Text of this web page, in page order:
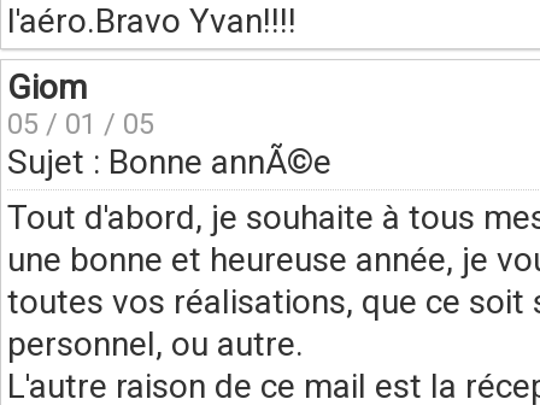
l'aéro.Bravo Yvan!!!!
Giom
05 / 01 / 05
Sujet : Bonne annÃ©e
Tout d'abord, je souhaite à tous
une bonne et heureuse année, je
toutes vos réalisations, que ce soit
personnel, ou autre.
L'autre raison de ce mail est la